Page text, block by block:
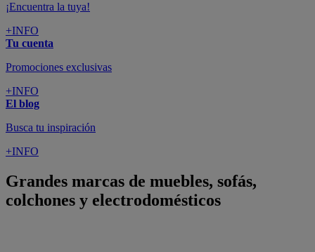
¡Encuentra la tuya!
+INFO
Tu cuenta
Promociones exclusivas
+INFO
El blog
Busca tu inspiración
+INFO
Grandes marcas de muebles, sofás,
colchones y electrodomésticos